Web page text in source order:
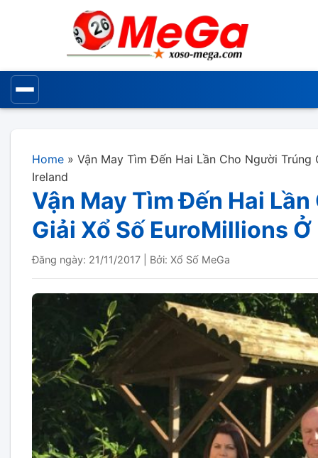
Home » Vận May Tìm Đến Hai Lần Cho Người Trúng
Ireland
Vận May Tìm Đến Hai
Giải Xổ Số EuroMillions
Đăng ngày: 21/11/2017 Bởi: Xổ Số MeGa